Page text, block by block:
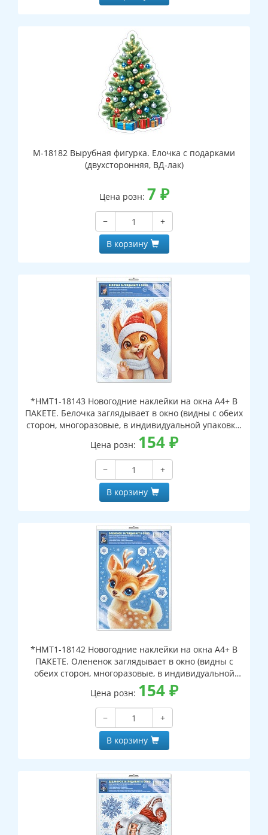
М-18182 Вырубная фигурка. Елочка с подарками
(двухсторонняя, ВД-лак)
Цена розн: 7 ₽
−
+
В корзину
*НМТ1-18143 Новогодние наклейки на окна А4+ В
ПАКЕТЕ. Белочка заглядывает в окно (видны с обеих
сторон, многоразовые, в индивидуальной упаковке,
с европодвесом и клеевым клапаном)
Цена розн: 154₽
−
+
В корзину
*НМТ1-18142 Новогодние наклейки на окна А4+ В
ПАКЕТЕ. Олененок заглядывает в окно (видны с
обеих сторон, многоразовые, в индивидуальной
упаковке, с европодвесом и клеевым клапаном)
Цена розн: 154₽
−
+
В корзину